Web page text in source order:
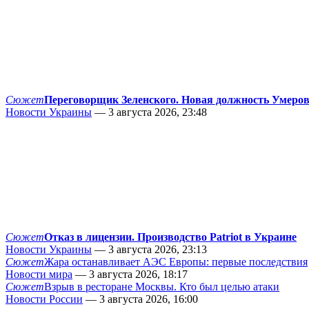
СюжетПереговорщик Зеленского. Новая должность
Новости Украины — 3 августа 2026, 23:48
СюжетОтказ в лицензии. Производство Patriot в Украине
Новости Украины — 3 августа 2026, 23:13
СюжетЖара останавливает АЭС Европы: первые последствия
Новости мира — 3 августа 2026, 18:17
СюжетВзрыв в ресторане Москвы. Кто был целью атаки
Новости России — 3 августа 2026, 16:00